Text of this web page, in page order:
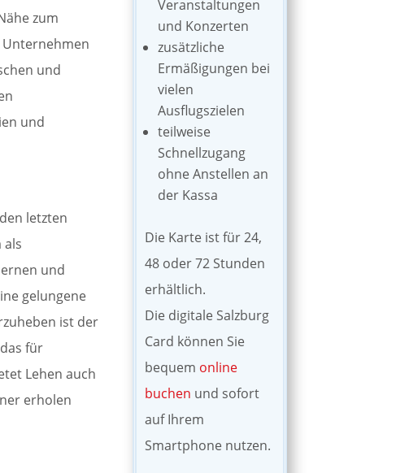
zum
und
und
letzten
als
und
gelungene
ist der
für
Lehen auch
erholen
Veranstaltungen
und Konzerten
zusätzliche
Ermäßigungen bei
vielen
Ausflugszielen
teilweise
Schnellzugang
ohne Anstellen an
der Kassa
Die Karte ist für 24,
48 oder 72 Stunden
erhältlich.
Die digitale Salzburg
Card können Sie
bequem online
buchen und sofort
auf Ihrem
Smartphone nutzen.